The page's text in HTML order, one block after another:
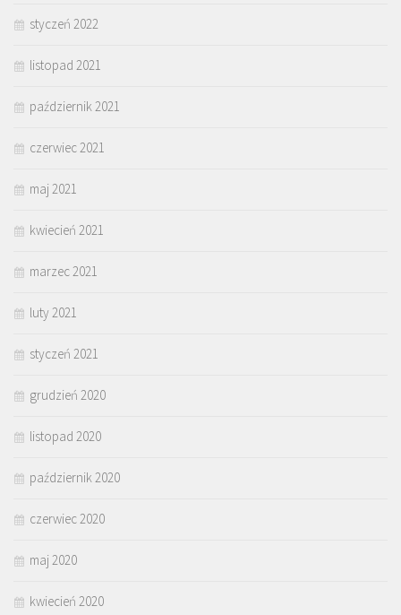
styczeń 2022
listopad 2021
październik 2021
czerwiec 2021
maj 2021
kwiecień 2021
marzec 2021
luty 2021
styczeń 2021
grudzień 2020
listopad 2020
październik 2020
czerwiec 2020
maj 2020
kwiecień 2020